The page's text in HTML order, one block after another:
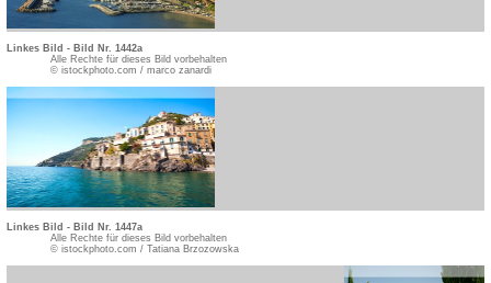
Linkes Bild - Bild Nr. 1442a
Alle Rechte für dieses Bild vorbehalten
© istockphoto.com / marco zanardi
Linkes Bild - Bild Nr. 1447a
Alle Rechte für dieses Bild vorbehalten
© istockphoto.com / Tatiana Brzozowska